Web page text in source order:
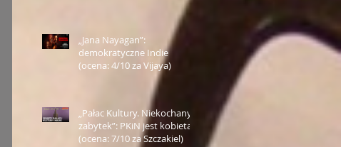
„Jana Nayagan”:
demokratyczne Indie
(ocena: 4/10 za Vijaya)
„Pałac Kultury. Niekochany
zabytek”: PKiN jest kobietą
(ocena: 7/10 za Szczakiel)